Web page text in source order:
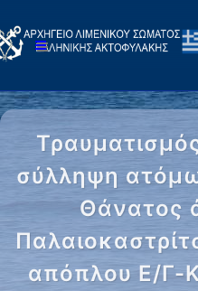
σύλληψη
Θάνατος
απόπλου Ε/Γ-